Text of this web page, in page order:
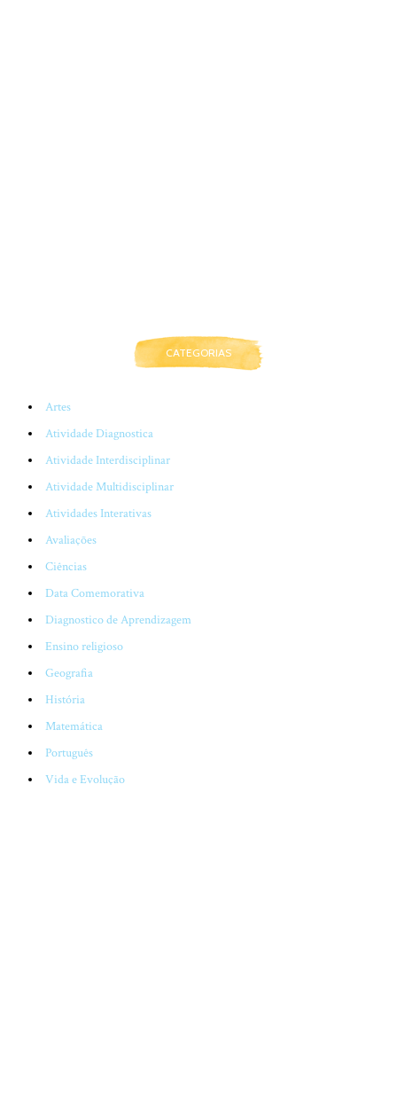
CATEGORIAS
Artes
Atividade Diagnostica
Atividade Interdisciplinar
Atividade Multidisciplinar
Atividades Interativas
Avaliações
Ciências
Data Comemorativa
Diagnostico de Aprendizagem
Ensino religioso
Geografia
História
Matemática
Português
Vida e Evolução